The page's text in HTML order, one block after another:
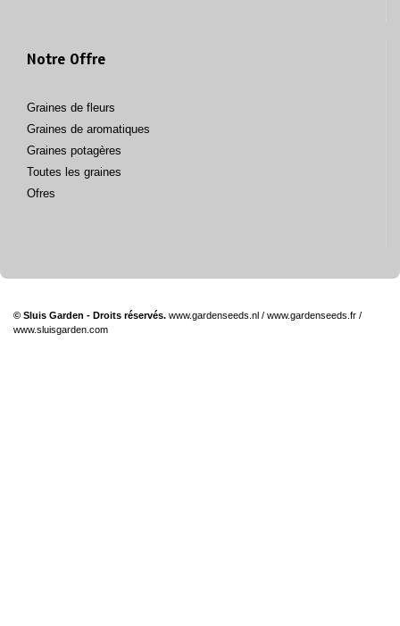
Notre Offre
Graines de fleurs
Graines de aromatiques
Graines potagères
Toutes les graines
Ofres
© Sluis Garden - Droits réservés. www.gardenseeds.nl / www.gardenseeds.fr /
www.sluisgarden.com